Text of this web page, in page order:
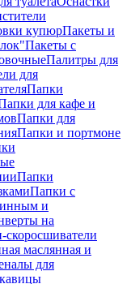
купюрПакеты и
Пакеты с
Палитры для
для
Папки
для кафе и
Папки для
Папки и портмоне
Папки
Папки с
и
на
скоросшиватели
маслянная и
для